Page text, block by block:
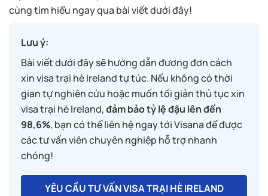
cùng tìm hiểu ngay qua bài viết dưới đây!
Lưu ý:
Bài viết dưới đây sẽ hướng dẫn đương đơn cách
xin visa trại hè Ireland tự túc. Nếu không có thời
gian tự nghiên cứu hoặc muốn tối giản thủ tục xin
visa trại hè Ireland,đảm bảo tỷ lệ đậu lên đến
98,6%, bạn có thể liên hệ ngay tới Visana để được
các tư vấn viên chuyên nghiệp hỗ trợ nhanh
chóng!
YÊU CẦU TƯ VẤN VISA TRẠI HÈ IRELAND